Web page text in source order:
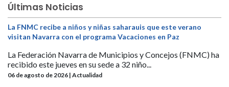
Últimas Noticias
La FNMC recibe a niños y niñas saharauis que este verano
visitan Navarra con el programa Vacaciones en Paz
La Federación Navarra de Municipios y Concejos (FNMC) ha
recibido este jueves en su sede a 32 niño...
06 de agosto de 2026 | Actualidad